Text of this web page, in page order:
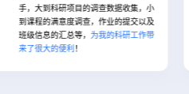
大到科研项目的调查数据收集，小
程的满意度调查，作业的提交以及
信息的汇总等，为我的科研工作带
很大的便利！